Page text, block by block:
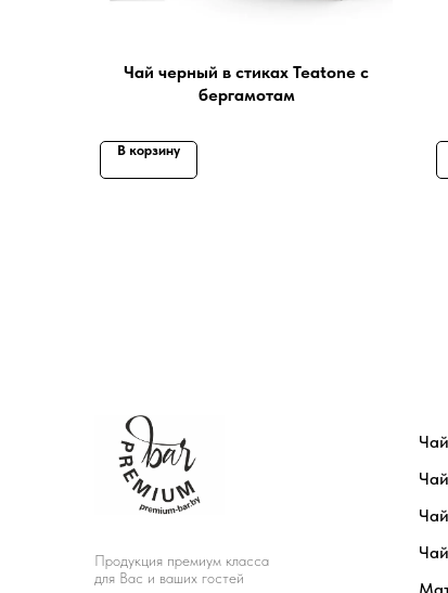
Чай черный в стиках Teatone с
бергамотам
В корзину
Продукция премиум класса
для Вас и ваших гостей